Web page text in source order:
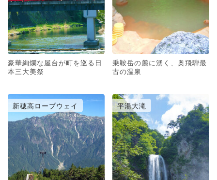
豪華絢爛な屋台が町を巡る日
本三大美祭
乗鞍岳の麓に湧く、奥飛騨最
古の温泉
新穂高ロープウェイ 平湯大滝